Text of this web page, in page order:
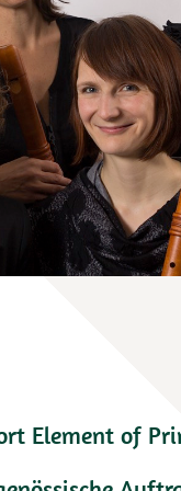
Element of